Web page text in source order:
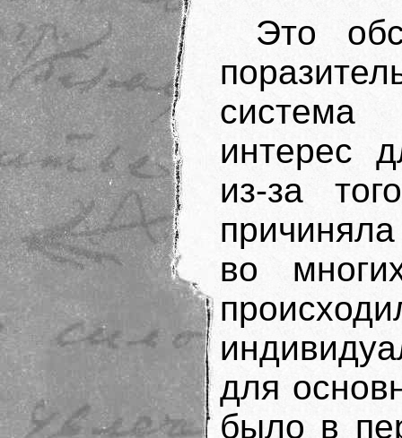
Это
система
интерес
из-за
во
для
было в